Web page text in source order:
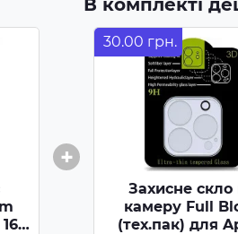
В комплекті
+
30.00 грн.
Захисне скло
камеру Full
(тех.пак) для